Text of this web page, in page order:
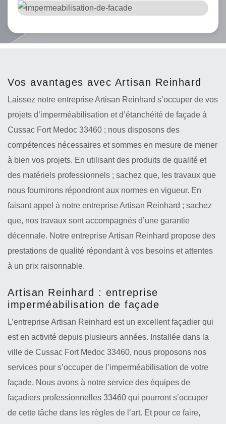
Vos avantages avec Artisan Reinhard
Laissez notre entreprise Artisan Reinhard s’occuper de vos
projets d’imperméabilisation et d’étanchéité de façade à
Cussac Fort Medoc 33460 ; nous disposons des
compétences nécessaires et sommes en mesure de mener
à bien vos projets. En utilisant des produits de qualité et
des matériels professionnels ; sachez que, les travaux que
nous fournirons répondront aux normes en vigueur. En
faisant appel à notre entreprise Artisan Reinhard ; sachez
que, nos travaux sont accompagnés d’une garantie
décennale. Notre entreprise Artisan Reinhard propose des
prestations de qualité répondant à vos besoins et attentes
à un prix raisonnable.
Artisan Reinhard : entreprise
imperméabilisation de façade
L’entreprise Artisan Reinhard est un excellent façadier qui
est en activité depuis plusieurs années. Installée dans la
ville de Cussac Fort Medoc 33460, nous proposons nos
services pour s’occuper de l’imperméabilisation de votre
façade. Nous avons à notre service des équipes de
façadiers professionnelles 33460 qui pourront s’occuper
de cette tâche dans les règles de l’art. Et pour ce faire,